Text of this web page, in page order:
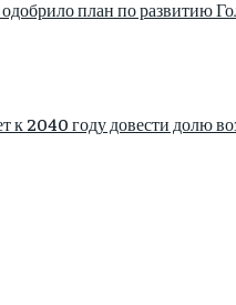
план по развитию
к 2040 году довести долю